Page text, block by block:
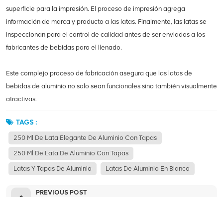
superficie para la impresión. El proceso de impresión agrega
información de marca y producto a las latas. Finalmente, las latas se
inspeccionan para el control de calidad antes de ser enviados a los
fabricantes de bebidas para el llenado.
Este complejo proceso de fabricación asegura que las latas de
bebidas de aluminio no solo sean funcionales sino también visualmente
atractivas.
TAGS :
250 Ml De Lata Elegante De Aluminio Con Tapas
250 Ml De Lata De Aluminio Con Tapas
Latas Y Tapas De Aluminio Latas De Aluminio En Blanco
PREVIOUS POST